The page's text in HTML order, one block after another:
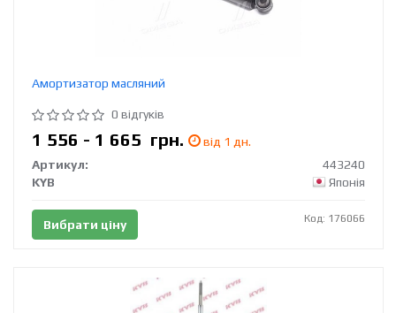
Амортизатор масляний
0 відгуків
1 556 - 1 665 грн.
від 1 дн.
Артикул:
443240
KYB
Японія
Вибрати ціну Код: 176066